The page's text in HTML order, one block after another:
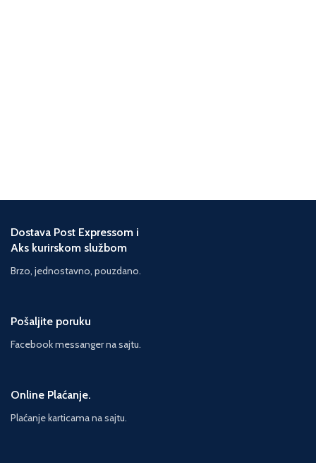
Dostava Post Expressom i
Aks kurirskom službom
Brzo, jednostavno, pouzdano.
Pošaljite poruku
Facebook messanger na sajtu.
Online Plaćanje.
Plaćanje karticama na sajtu.